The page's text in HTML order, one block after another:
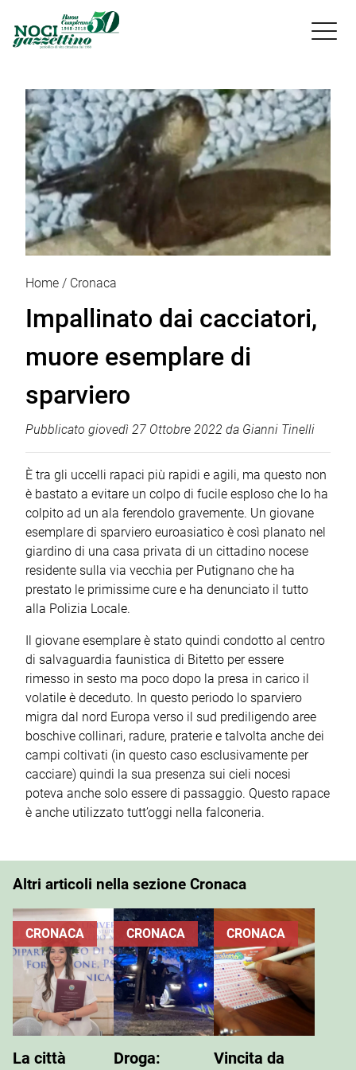

Home Cronaca
Impallinato dai cacciatori,
muore esemplare di
sparviero
Pubblicato giovedì 27 Ottobre 2022 da Gianni Tinelli
È tra gli uccelli rapaci più rapidi e agili, ma questo non
è bastato a evitare un colpo di fucile esploso che lo ha
colpito ad un ala ferendolo gravemente. Un giovane
esemplare di sparviero euroasiatico è così planato nel
giardino di una casa privata di un cittadino nocese
residente sulla via vecchia per Putignano che ha
prestato le primissime cure e ha denunciato il tutto
alla Polizia Locale.
Il giovane esemplare è stato quindi condotto al centro
di salvaguardia faunistica di Bitetto per essere
rimesso in sesto ma poco dopo la presa in carico il
volatile è deceduto. In questo periodo lo sparviero
migra dal nord Europa verso il sud prediligendo aree
boschive collinari, radure, praterie e talvolta anche dei
campi coltivati (in questo caso esclusivamente per
cacciare) quindi la sua presenza sui cieli nocesi
poteva anche solo essere di passaggio. Questo rapace
è anche utilizzato tutt’oggi nella falconeria.
Altri articoli nella sezione Cronaca
CRONACA
La città
CRONACA
Droga:
CRONACA
Vincita da